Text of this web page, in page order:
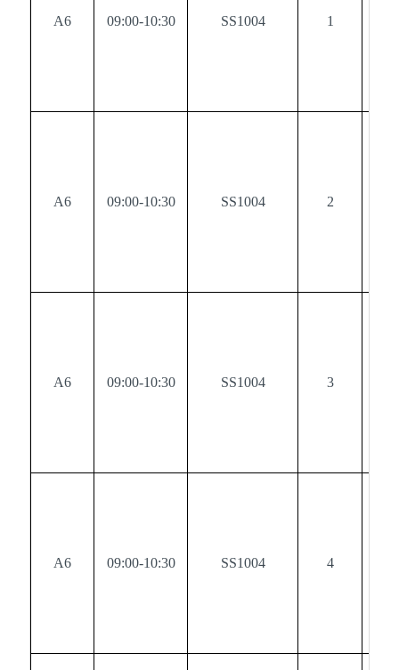
A6 09:00-10:30 SS1004 1
A6 09:00-10:30 SS1004 2
A6 09:00-10:30 SS1004 3
A6 09:00-10:30 SS1004 4